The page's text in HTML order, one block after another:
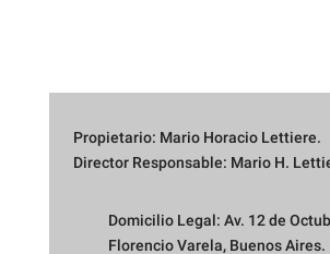
Propietario: Mario Horacio Lettiere.
Director Responsable: Mario H.
Domicilio Legal: Av. 12 de
Florencio Varela, Buenos Aires.